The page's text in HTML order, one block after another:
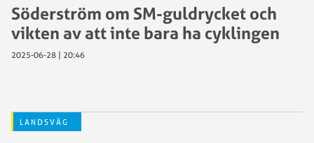
Söderström om SM-guldrycket och
vikten av att inte bara ha cyklingen
2025-06-28 | 20:46
LANDSVÄG